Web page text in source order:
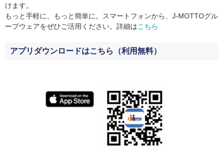
けます。
もっと手軽に、もっと簡単に。スマートフォンから、J-MOTTOグル
ープウェアをぜひご活用ください。詳細はこちら
アプリダウンロードはこちら（利用無料）